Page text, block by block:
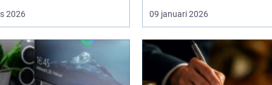
2026 09 januari 2026